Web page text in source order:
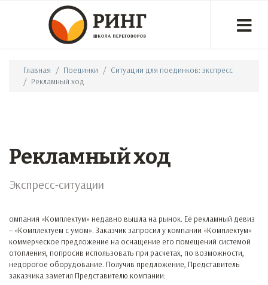
Главная Поединки
Ситуации для поединков: экспресс
Рекламный ход
Рекламный ход
Экспресс-ситуации
омпания «Комплектум» недавно вышла на рынок. Её рекламный девиз
– «Комплектуем с умом». Заказчик запросил у компании «Комплектум»
коммерческое предложение на оснащение его помещений системой
отопления, попросив использовать при расчетах, по возможности,
недорогое оборудование. Получив предложение, Представитель
заказчика заметил Представителю компании: